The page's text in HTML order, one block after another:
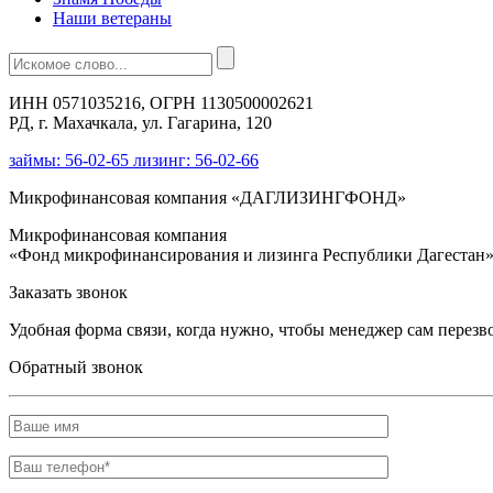
Наши ветераны
ИНН 0571035216, ОГРН 1130500002621
РД, г. Махачкала, ул. Гагарина, 120
займы: 56-02-65 лизинг: 56-02-66
Микрофинансовая компания «ДАГЛИЗИНГФОНД»
Микрофинансовая компания
«Фонд микрофинансирования и лизинга Республики Дагестан»
Заказать звонок
Удобная форма связи, когда нужно, чтобы менеджер сам
Обратный звонок